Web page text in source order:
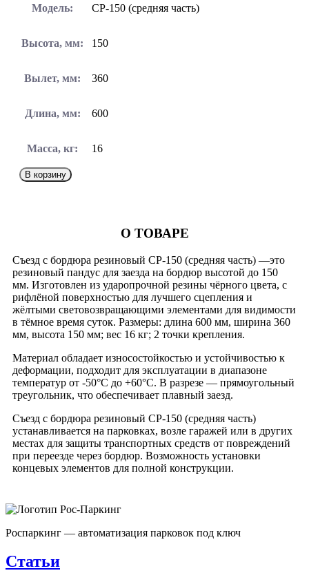
Модель: СР-150 (средняя часть)
Высота, мм: 150
Вылет, мм: 360
Длина, мм: 600
Масса, кг: 16
В корзину
О ТОВАРЕ
Съезд с бордюра резиновый СР-150 (средняя часть) —это
резиновый пандус для заезда на бордюр высотой до 150
мм. Изготовлен из ударопрочной резины чёрного цвета, с
рифлёной поверхностью для лучшего сцепления и
жёлтыми световозвращающими элементами для видимости
в тёмное время суток. Размеры: длина 600 мм, ширина 360
мм, высота 150 мм; вес 16 кг; 2 точки крепления.
Материал обладает износостойкостью и устойчивостью к
деформации, подходит для эксплуатации в диапазоне
температур от -50°C до +60°C. В разрезе — прямоугольный
треугольник, что обеспечивает плавный заезд.
Съезд с бордюра резиновый СР-150 (средняя часть)
устанавливается на парковках, возле гаражей или в других
местах для защиты транспортных средств от повреждений
при переезде через бордюр. Возможность установки
концевых элементов для полной конструкции.
Роспаркинг — автоматизация парковок под ключ
Статьи